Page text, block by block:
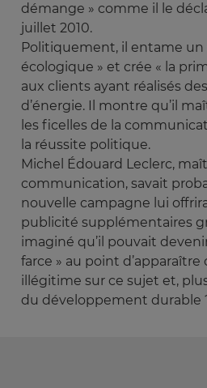
démange » comme il le
juillet 2010.
Politiquement, il entame un
écologique » et crée « la
aux clients ayant réalisés
d’énergie. Il montre qu’il
les ficelles de la
la réussite politique.
Michel Édouard Leclerc,
communication, savait
nouvelle campagne lui
publicité supplémentaires
imaginé qu’il pouvait
farce » au point
illégitime sur ce sujet et,
du développement durable